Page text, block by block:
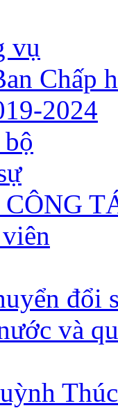
vụ
Chấp
2024
đổi
và